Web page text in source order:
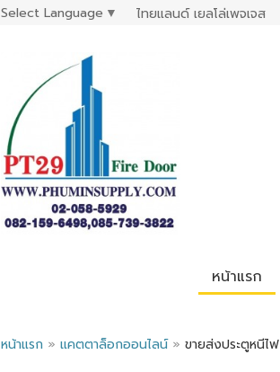
Select Language ▼ ไทยแลนด์ เยลโล่เพจเจส
หน้าแรก
หน้าแรก » แคตตาล็อกออนไลน์ » ขายส่งประตูหนีไฟ